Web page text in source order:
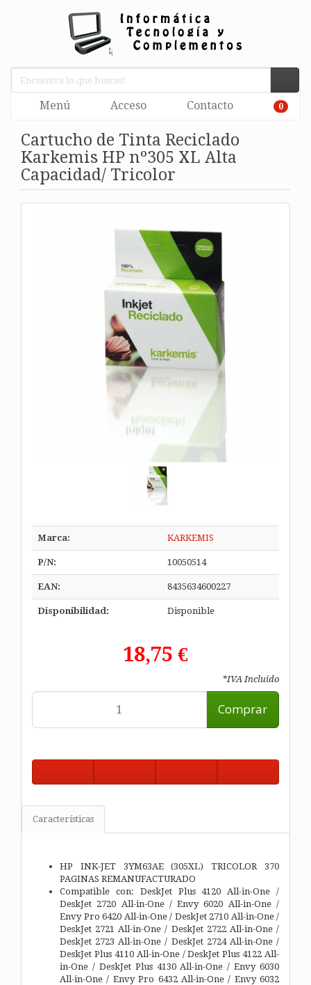
Menú Acceso Contacto 0
Cartucho de Tinta Reciclado
Karkemis HP nº305 XL Alta
Capacidad/ Tricolor
Marca: KARKEMIS
P/N: 10050514
EAN: 8435634600227
Disponibilidad: Disponible
18,75 €
*IVA Incluido
Comprar
Características
HP INK-JET 3YM63AE (305XL) TRICOLOR 370
PAGINAS REMANUFACTURADO
Compatible con: DeskJet Plus 4120 All-in-One /
DeskJet 2720 All-in-One / Envy 6020 All-in-One /
Envy Pro 6420 All-in-One / DeskJet 2710 All-in-One /
DeskJet 2721 All-in-One / DeskJet 2722 All-in-One /
DeskJet 2723 All-in-One / DeskJet 2724 All-in-One /
DeskJet Plus 4110 All-in-One / DeskJet Plus 4122 All-
in-One / DeskJet Plus 4130 All-in-One / Envy 6030
All-in-One / Envy Pro 6432 All-in-One / Envy 6032